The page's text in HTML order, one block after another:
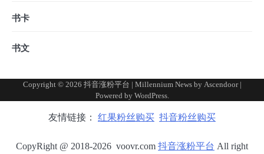
书卡
书文
Copyright © 2026 抖音涨粉平台 | Millennium News by Ascendoor|
Powered by WordPress.
友情链接： 红果粉丝购买 抖音粉丝购买
CopyRight @ 2018-2026 voovr.com 抖音涨粉平台 All right